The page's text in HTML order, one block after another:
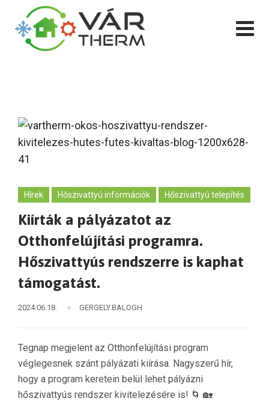
content
Hírek Hőszivattyú információk Hőszivattyú telepítés
Kiírták a pályázatot az
Otthonfelújítási programra.
Hőszivattyús rendszerre is kaphat
támogatást.
2024.06.18. GERGELY.BALOGH
Tegnap megjelent az Otthonfelújítási program
véglegesnek szánt pályázati kiírása. Nagyszerű hír,
hogy a program keretein belül lehet pályázni
hőszivattyús rendszer kivitelezésére is! 🌀 🏡